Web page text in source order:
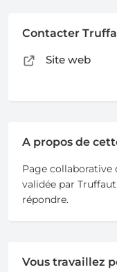
Contacter
Site web
A propos de
Page collaborative
validée par
répondre.
Vous travaillez